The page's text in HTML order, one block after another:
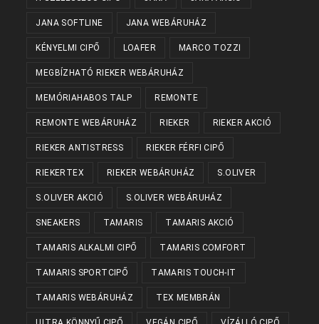
JANA SOFTLINE JANA WEBÁRUHÁZ
KÉNYELMI CIPŐ LOAFER MARCO TOZZI
MEGBÍZHATÓ RIEKER WEBÁRUHÁZ
MEMÓRIAHABOS TALP REMONTE
REMONTE WEBÁRUHÁZ RIEKER RIEKER AKCIÓ
RIEKER ANTISTRESS RIEKER FÉRFI CIPŐ
RIEKERTEX RIEKER WEBÁRUHÁZ S.OLIVER
S.OLIVER AKCIÓ S.OLIVER WEBÁRUHÁZ
SNEAKERS TAMARIS TAMARIS AKCIÓ
TAMARIS ALKALMI CIPŐ TAMARIS COMFORT
TAMARIS SPORTCIPŐ TAMARIS TOUCH-IT
TAMARIS WEBÁRUHÁZ TEX MEMBRÁN